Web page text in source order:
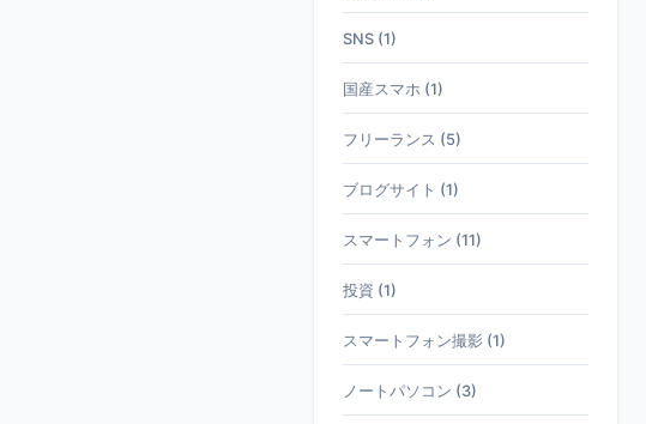
SNS (1)
国産スマホ (1)
フリーランス (5)
ブログサイト (1)
スマートフォン (11)
投資 (1)
スマートフォン撮影 (1)
ノートパソコン (3)